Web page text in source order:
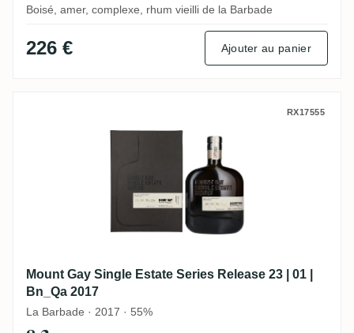
Boisé, amer, complexe, rhum vieilli de la Barbade
226 € Ajouter au panier
Mount Gay Single Estate Series Release
RX17555
Mount Gay Single Estate Series Release 23 | 01 |
Bn_Qa 2017
La Barbade · 2017 · 55%